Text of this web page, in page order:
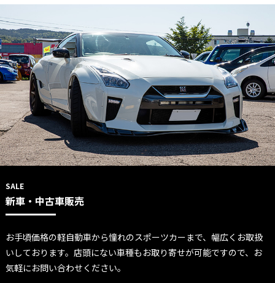
SALE
新車・中古車販売
お手頃価格の軽自動車から憧れのスポーツカーまで、幅広くお取扱
いしております。店頭にない車種もお取り寄せが可能ですので、お
気軽にお問い合わせください。